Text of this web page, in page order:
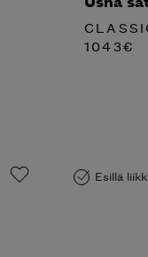
1043€
Esillä